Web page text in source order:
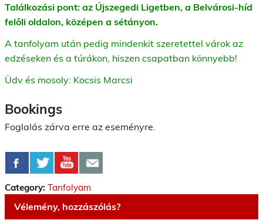
Találkozási pont: az Újszegedi Ligetben, a Belvárosi-híd
felőli oldalon, középen a sétányon.
A tanfolyam után pedig mindenkit szeretettel várok az
edzéseken és a túrákon, hiszen csapatban könnyebb!
Üdv és mosoly: Kocsis Marcsi
Bookings
Foglalás zárva erre az eseményre.
Category: Tanfolyam
Vélemény, hozzászólás?